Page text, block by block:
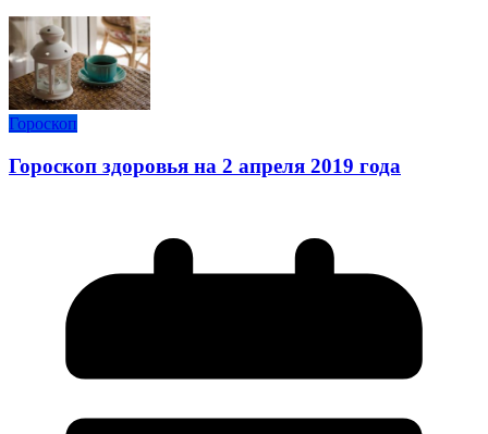
Гороскоп
Гороскоп здоровья на 2 апреля 2019 года